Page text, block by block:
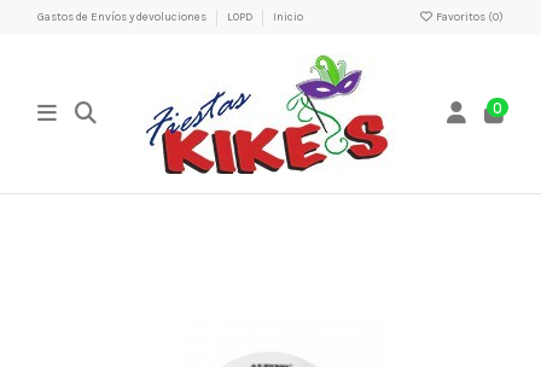
Gastos de Envíos y devoluciones LOPD Inicio Favoritos (0)
0